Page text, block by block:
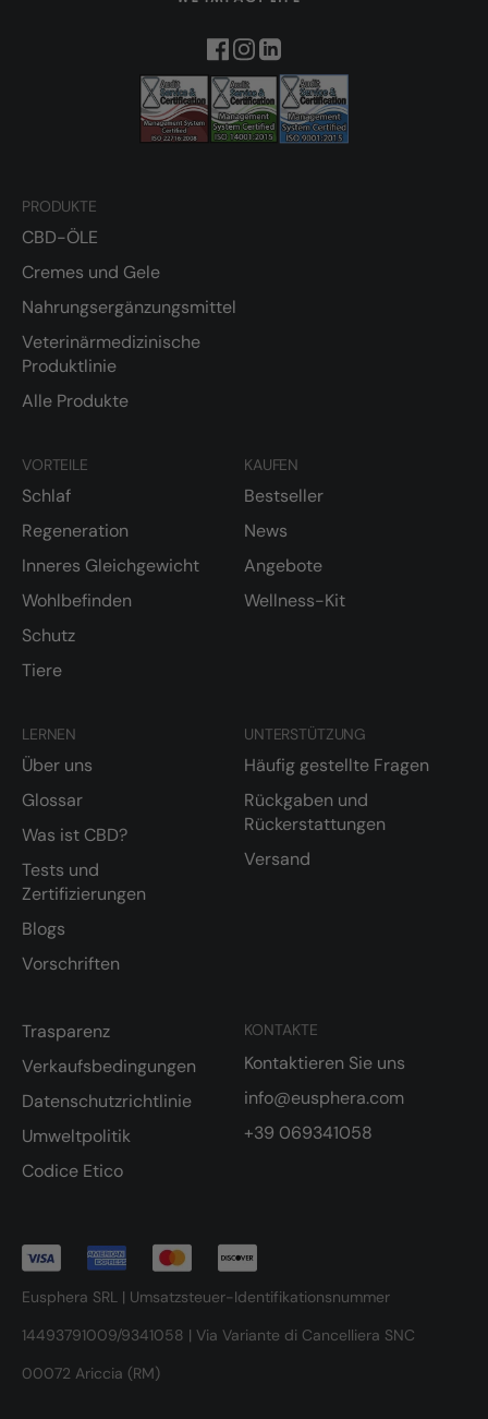
PRODUKTE
CBD-ÖLE
Cremes und Gele
Nahrungsergänzungsmittel
Veterinärmedizinische
Produktlinie
Alle Produkte
VORTEILE
Schlaf
Regeneration
Inneres Gleichgewicht
Wohlbefinden
Schutz
Tiere
KAUFEN
Bestseller
News
Angebote
Wellness-Kit
LERNEN
Über uns
Glossar
Was ist CBD?
Tests und
Zertifizierungen
Blogs
Vorschriften
KONTAKTE
Kontaktieren Sie uns
info@eusphera.com
+39 069341058
UNTERSTÜTZUNG
Häufig gestellte Fragen
Rückgaben und
Rückerstattungen
Versand
Trasparenz
Verkaufsbedingungen
Datenschutzrichtlinie
Umweltpolitik
Codice Etico
Eusphera SRL | Umsatzsteuer-Identifikationsnummer
14493791009/9341058 | Via Variante di Cancelliera SNC
00072 Ariccia (RM)